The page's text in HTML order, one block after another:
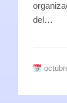
del…